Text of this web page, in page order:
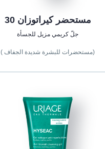
مستحضر كيراتوزان 30
جلّ كريمي مزيل للجسأة
(مستحضرات للبشرة شديدة الجفاف )